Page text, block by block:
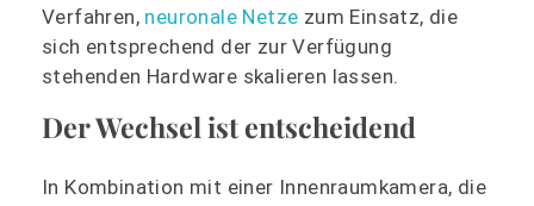
Verfahren, neuronale Netze zum Einsatz, die
sich entsprechend der zur Verfügung
stehenden Hardware skalieren lassen.
Der Wechsel ist entscheidend
In Kombination mit einer Innenraumkamera, die